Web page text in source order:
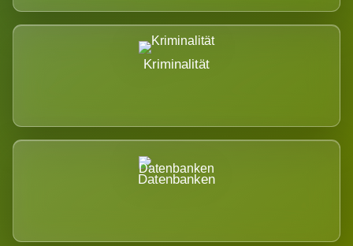
Kriminalität
Datenbanken